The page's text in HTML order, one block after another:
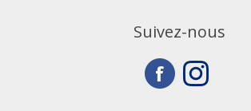
Suivez-nous